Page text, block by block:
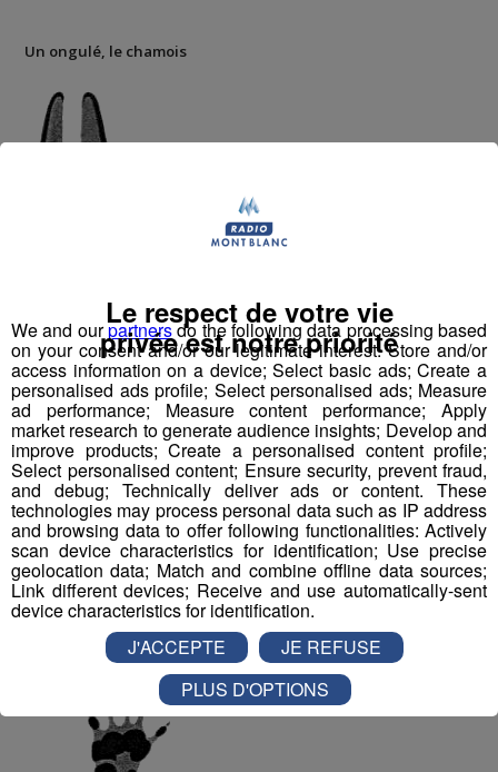
Un ongulé, le chamois
chamois est l’animal le plus
exceptionnelle à se cacher, à sauter et à dévaler des
pentes vertigineuses. Sonempreinteestsimilaireà
celle dubouquetin et est reconnaissable par sa
symétrie parfaite entre les deux sabots. Le filet
(intervalle entre les deux sabots) est en partie occupé
par une membrane, absente chez le bouquetin, qui
permet au chamois une portance stable sur la plupart
des terrains.
Un plantigrade, la marmotte
We and ourpartnersdo the following data processing based
on your consent and/or our legitimate interest: Store and/or
access information on a device; Select basic ads; Create a
personalised ads profile; Select personalised ads; Measure
ad performance; Measure content performance; Apply
market research to generate audience insights; Develop and
improve products; Create a personalised content profile;
Select personalised content; Ensure security, prevent fraud,
and debug; Technically deliver ads or content. These
technologies may process personal data such as IP address
and browsing data to offer following functionalities: Actively
scan device characteristics for identification; Use precise
geolocation data; Match and combine offline data sources;
Link different devices; Receive and use automatically-sent
device characteristics for identification.
Le respect de votre vie
privée est notre priorité
J'ACCEPTE
JE REFUSE
PLUS D'OPTIONS